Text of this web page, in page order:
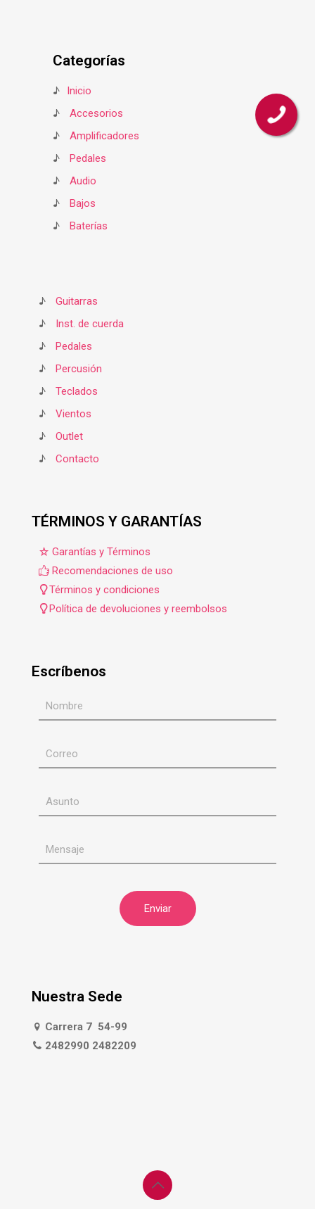
Categorías
♪
Inicio
♪
Accesorios
♪
Amplificadores
♪
Pedales
♪
Audio
♪
Bajos
♪
Baterías
♪
Guitarras
♪
Inst. de cuerda
♪
Pedales
♪
Percusión
♪
Teclados
♪
Vientos
♪
Outlet
♪
Contacto
TÉRMINOS Y GARANTÍAS
Garantías y Términos
Recomendaciones de uso
Términos y condiciones
Política de devoluciones y reembolsos
Escríbenos
Nuestra Sede
Carrera 7 54-99
2482990 2482209